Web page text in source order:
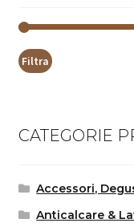
Filtra
CATEGORIE
Accessori,
Anticalcare &